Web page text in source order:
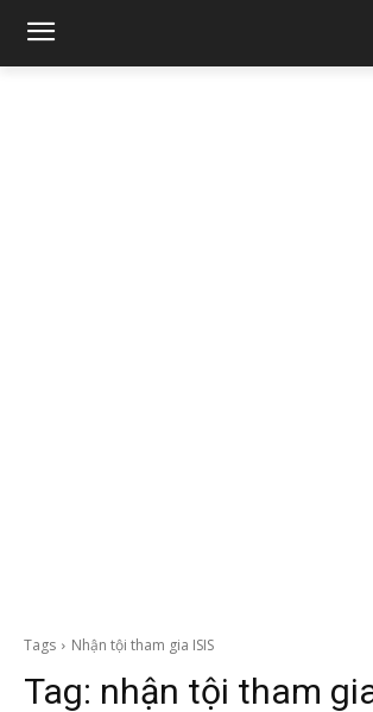
Tags Nhận tội tham gia ISIS
Tag: nhận tội tham